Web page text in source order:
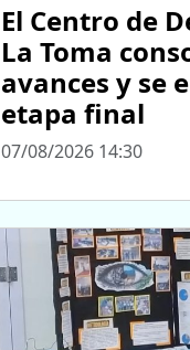
El Centro de
La Toma
avances y se
etapa final
07/08/2026 14:30